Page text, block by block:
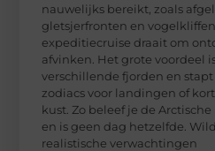
nauwelijks bereikt, zoals
gletsjerfronten en
expeditiecruise draait om
afvinken. Het grote voordeel
verschillende fjorden en
zodiacs voor landingen of
kust. Zo beleef je de
en is geen dag hetzelfde.
realistische verwachtingen